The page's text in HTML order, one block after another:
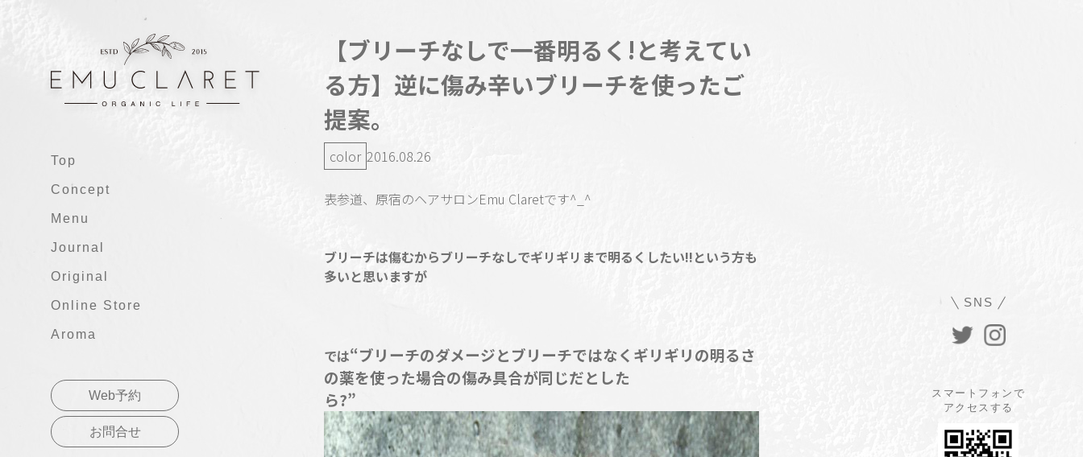
Top
Concept
Menu
Journal
Original
Online Store
Aroma
Web予約
お問合せ
SNS
スマートフォンで
アクセスする
【ブリーチなしで一番明るく!と考えてい
る方】逆に傷み辛いブリーチを使ったご
提案。
color 2016.08.26
表参道、原宿のヘアサロンEmu Claretです^_^
ブリーチは傷むからブリーチなしでギリギリまで明るくしたい!!という方も
多いと思いますが
では“ブリーチのダメージとブリーチではなくギリギリの明るさ
の薬を使った場合の傷み具合が同じだとした
ら?”